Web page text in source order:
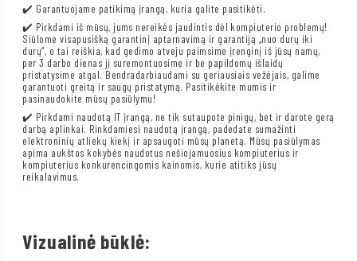
✔️ Garantuojame patikimą įrangą, kuria galite pasitikėti.
✔️ Pirkdami iš mūsų, jums nereikės jaudintis dėl kompiuterio problemų!
Siūlome visapusišką garantinį aptarnavimą ir garantiją „nuo durų iki
durų“, o tai reiškia, kad gedimo atveju paimsime įrenginį iš jūsų namų,
per 3 darbo dienas jį suremontuosime ir be papildomų išlaidų
pristatysime atgal. Bendradarbiaudami su geriausiais vežėjais, galime
garantuoti greitą ir saugų pristatymą. Pasitikėkite mumis ir
pasinaudokite mūsų pasiūlymu!
✔️ Pirkdami naudotą IT įrangą, ne tik sutaupote pinigų, bet ir darote gerą
darbą aplinkai. Rinkdamiesi naudotą įrangą, padedate sumažinti
elektroninių atliekų kiekį ir apsaugoti mūsų planetą. Mūsų pasiūlymas
apima aukštos kokybės naudotus nešiojamuosius kompiuterius ir
kompiuterius konkurencingomis kainomis, kurie atitiks jūsų
reikalavimus.
Vizualinė būklė: